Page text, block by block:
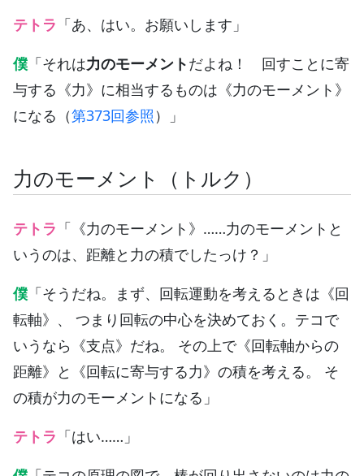
テトラ 「あ、はい。お願いします」
僕 「それは力のモーメントだよね！ 回すことに寄
与する《力》に相当するものは《力のモーメント》
になる（第373回参照 ）」
力のモーメント（トルク）
テトラ 「《力のモーメント》……力のモーメントと
いうのは、距離と力の積でしたっけ？」
僕 「そうだね。まず、回転運動を考えるときは《回
転軸》、 つまり回転の中心を決めておく。テコで
いうなら《支点》だね。 その上で《回転軸からの
距離》と《回転に寄与する力》の積を考える。 そ
の積が力のモーメントになる」
テトラ 「はい……」